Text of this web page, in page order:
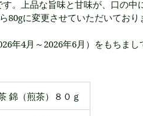
。上品な旨味と甘味が、口の
に変更させていただいており
年4月～2026年6月）をもちまし
錦（煎茶）８０ｇ